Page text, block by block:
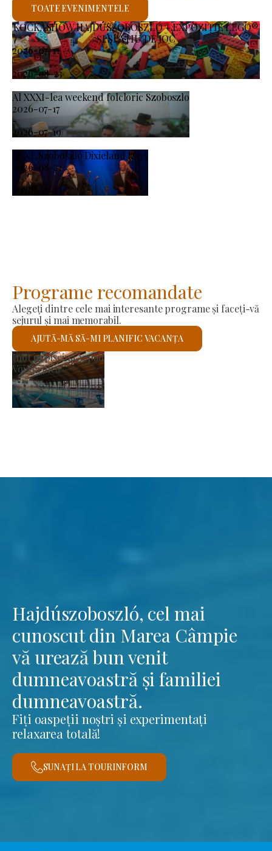
KOCKASHOW HAJDÚSZOBOSZLÓ – EXPOZIȚIE LEGO®
ȘI SPAȚIU DE JOC
2026-07-11
-
2026-08-23
Al XXXI-lea weekend folcloric Szoboszlo
2026-07-17
-
2026-07-19
XXXI. Szoboszló Dixieland Days
2026-08-21
-
2026-08-23
TOATE EVENIMENTELE
Programe recomandate
Alegeți dintre cele mai interesante programe și faceți-vă
sejurul și mai memorabil.
AJUTĂ-MĂ SĂ-MI PLANIFIC VACANȚA
Piața producătorilor
Voi verifica
Hajdúszoboszló, cel mai
cunoscut din Marea Câmpie
vă urează bun venit
dumneavoastră și familiei
dumneavoastră.
Fiți oaspeții noștri și experimentați
relaxarea totală!
SUNAȚI LA TOURINFORM